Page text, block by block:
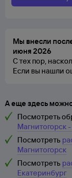
Мы внесли
июня 2026
С тех пор,
Если вы нашли
А еще здесь
Посмотреть
Магнитогорск
Посмотреть
Магнитогорск
Посмотреть
Екатеринбург